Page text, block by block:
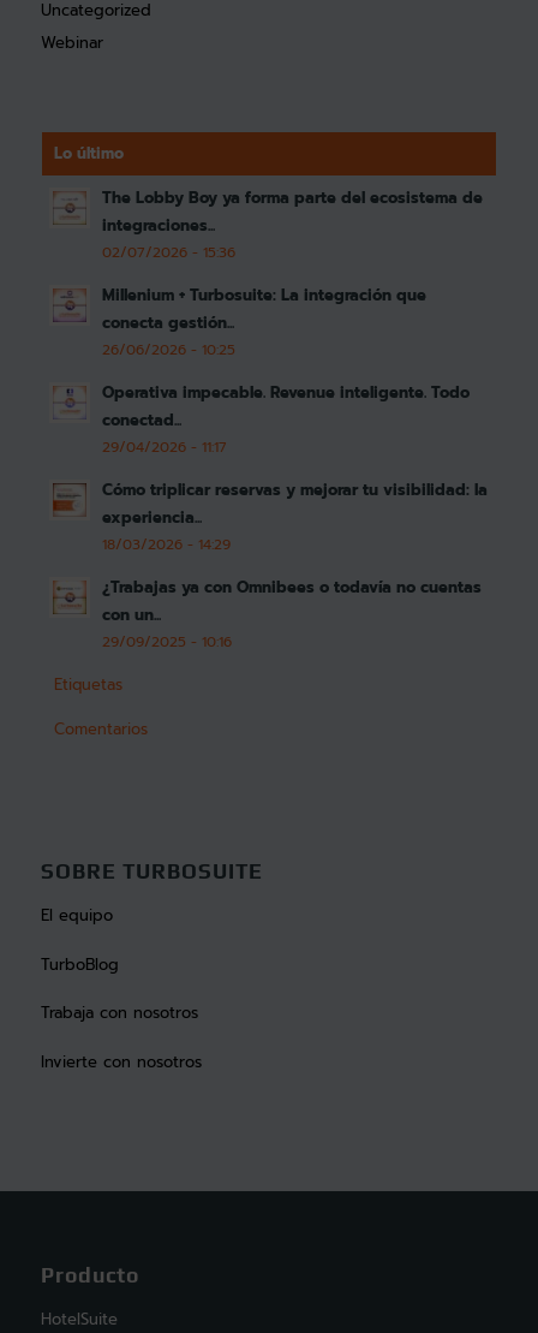
Uncategorized
Webinar
Lo último
The Lobby Boy ya forma parte del ecosistema de
integraciones...
02/07/2026 - 15:36
Millenium + Turbosuite: La integración que
conecta gestión...
26/06/2026 - 10:25
Operativa impecable. Revenue inteligente. Todo
conectad...
29/04/2026 - 11:17
Cómo triplicar reservas y mejorar tu visibilidad: la
experiencia...
18/03/2026 - 14:29
¿Trabajas ya con Omnibees o todavía no cuentas
con un...
29/09/2025 - 10:16
Etiquetas
Comentarios
SOBRE TURBOSUITE
El equipo
TurboBlog
Trabaja con nosotros
Invierte con nosotros
Producto
HotelSuite